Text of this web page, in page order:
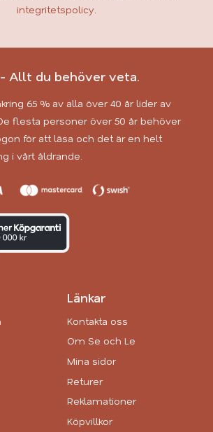
integritetspolicy.
Allt du behöver veta.
65 % av alla över 40 år lider av
flesta personer över 50 år behöver
för att läsa och det är en helt
i vårt åldrande.
Länkar
Kontakta oss
Om Se och Le
Mina sidor
Returer
Reklamationer
Köpvillkor